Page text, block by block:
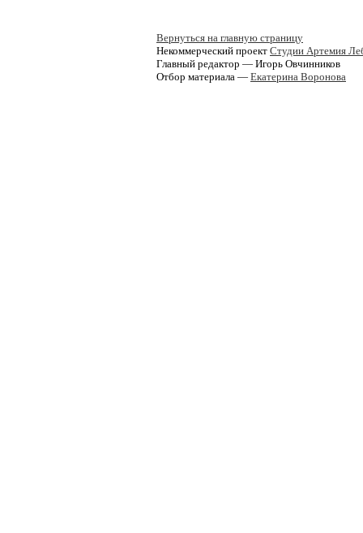
Вернуться на главную страницу
Некоммерческий проект Студии Артемия
Главный редактор — Игорь Овчинников
Отбор материала — Екатерина Воронова